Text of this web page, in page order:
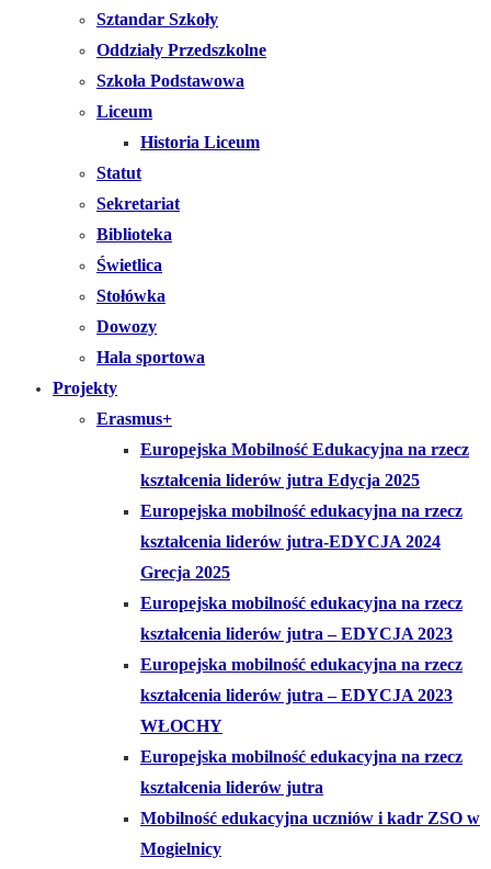
Sztandar Szkoły
Oddziały Przedszkolne
Szkoła Podstawowa
Liceum
Historia Liceum
Statut
Sekretariat
Biblioteka
Świetlica
Stołówka
Dowozy
Hala sportowa
Projekty
Erasmus+
Europejska Mobilność Edukacyjna na rzecz
kształcenia liderów jutra Edycja 2025
Europejska mobilność edukacyjna na rzecz
kształcenia liderów jutra-EDYCJA 2024
Grecja 2025
Europejska mobilność edukacyjna na rzecz
kształcenia liderów jutra – EDYCJA 2023
Europejska mobilność edukacyjna na rzecz
kształcenia liderów jutra – EDYCJA 2023
WŁOCHY
Europejska mobilność edukacyjna na rzecz
kształcenia liderów jutra
Mobilność edukacyjna uczniów i kadr ZSO w
Mogielnicy